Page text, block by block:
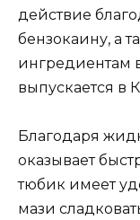
действие
бензокаину, а
ингредиентам
выпускается в
Благодаря
оказывает
тюбик имеет
мази